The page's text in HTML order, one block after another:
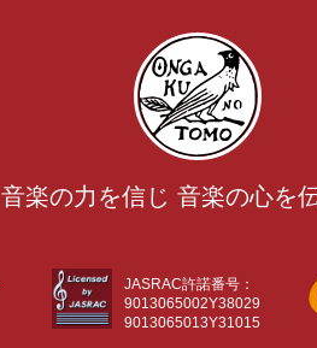
音楽の力を信じ 音楽の心を
JASRAC許諾番号：
9013065002Y38029
9013065013Y31015